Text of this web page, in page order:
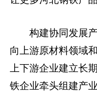
构建协同发展
向上游原材料领域
上下游企业建立长
铁企业牵头组建产